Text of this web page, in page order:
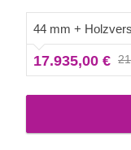
Schmuckstück,
Wohnung oder
über alle
minimalistische
bequemen
Küche und ein
der Fußboden im
44 mm +
17.935,00 €